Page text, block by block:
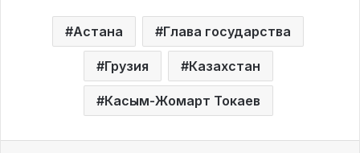
Астана Глава государства
Грузия Казахстан
Касым-Жомарт Токаев